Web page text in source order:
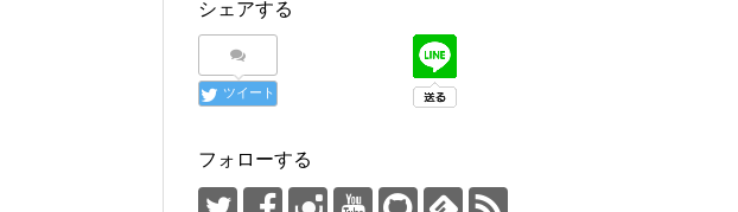
シェアする
ツイート
フォローする